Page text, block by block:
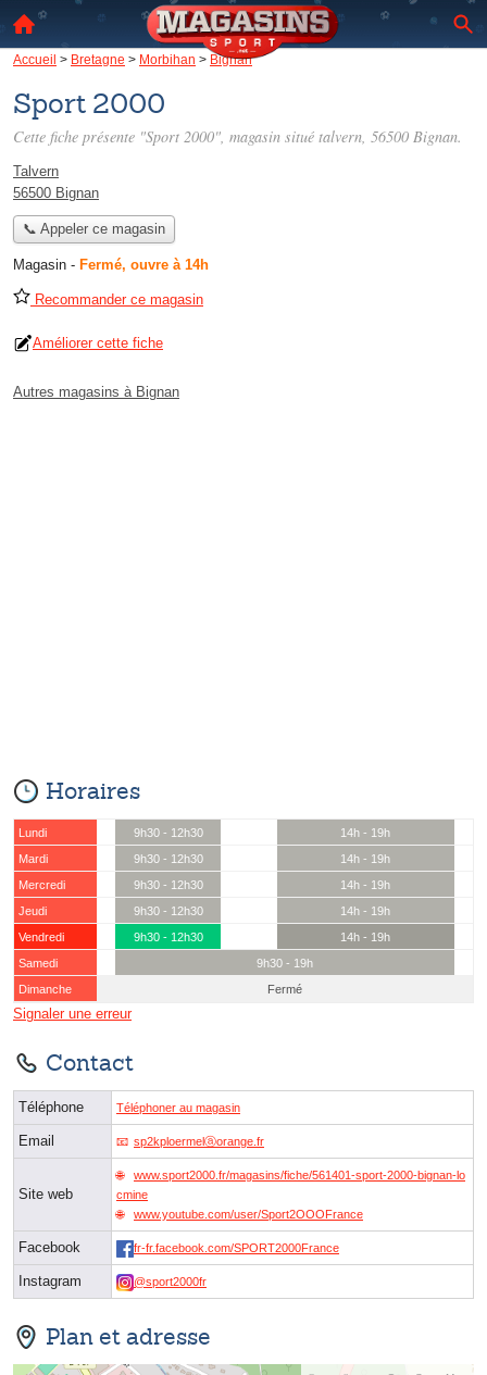
Accueil > Bretagne > Morbihan > Bignan
Sport 2000
Cette fiche présente "Sport 2000", magasin situé talvern, 56500 Bignan.
Talvern
56500 Bignan
📞 Appeler ce magasin
Magasin - Fermé, ouvre à 14h
Recommander ce magasin
Améliorer cette fiche
Autres magasins à Bignan
Horaires
Lundi 9h30 - 12h30
14h - 19h
Mardi
9h30 - 12h30
14h - 19h
Mercredi
9h30 - 12h30
14h - 19h
Jeudi
9h30 - 12h30
14h - 19h
Vendredi
9h30 - 12h30
14h - 19h
Samedi
9h30 - 19h
Dimanche
Fermé
Signaler une erreur
Contact
Téléphone Téléphoner au magasin
Email sp2kploermelⓐorange.fr
Site web
www.sport2000.fr/magasins/fiche/561401-sport-2000-bignan-lo
cmine
www.youtube.com/user/Sport2OOOFrance
Facebook fr-fr.facebook.com/SPORT2000France
Instagram @sport2000fr
Plan et adresse